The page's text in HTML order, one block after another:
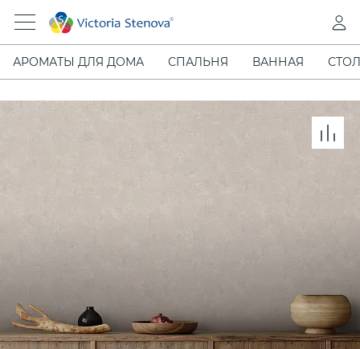
АРОМАТЫ ДЛЯ ДОМА СПАЛЬНЯ ВАННАЯ